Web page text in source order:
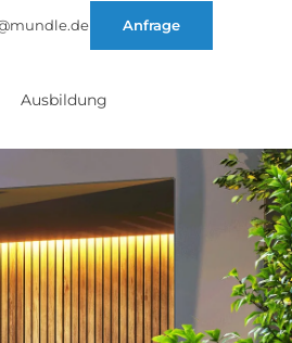
Anfrage
Ausbildung